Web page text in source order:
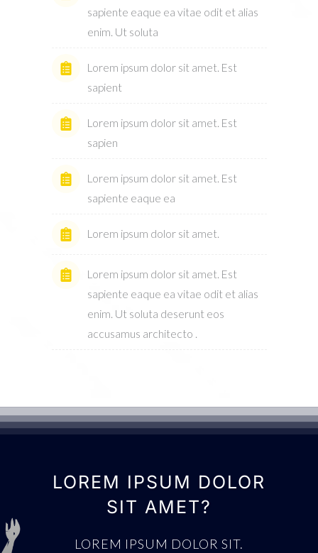
sapiente eaque ea vitae odit et alias
enim. Ut soluta
Lorem ipsum dolor sit amet. Est
sapient
Lorem ipsum dolor sit amet. Est
sapien
Lorem ipsum dolor sit amet. Est
sapiente eaque ea
Lorem ipsum dolor sit amet.
Lorem ipsum dolor sit amet. Est
sapiente eaque ea vitae odit et alias
enim. Ut soluta deserunt eos
accusamus architecto .
LOREM IPSUM DOLOR
SIT AMET?
LOREM IPSUM DOLOR SIT.